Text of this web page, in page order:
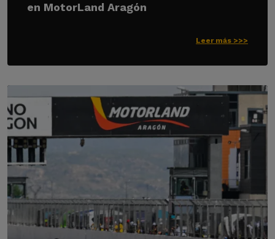
en MotorLand Aragón
Leer más >>>